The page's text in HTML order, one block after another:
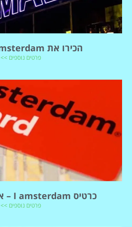
הכירו את AMAZE Amsterdam
פרטים נוספים >>
כרטיס I amsterdam – אמסטרדם פאס
פרטים נוספים >>